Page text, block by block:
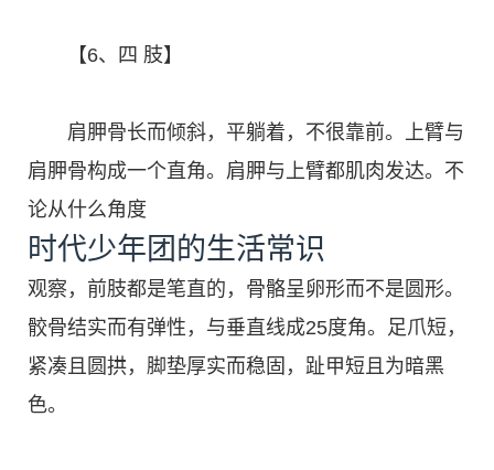
【6、四 肢】
肩胛骨长而倾斜，平躺着，不很靠前。上臂与
肩胛骨构成一个直角。肩胛与上臂都肌肉发达。不
论从什么角度
时代少年团的生活常识
观察，前肢都是笔直的，骨骼呈卵形而不是圆形。
骹骨结实而有弹性，与垂直线成25度角。足爪短，
紧凑且圆拱，脚垫厚实而稳固，趾甲短且为暗黑
色。